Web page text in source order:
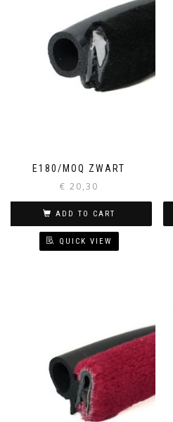
E180/MOQ ZWART
€ 20,30
ADD TO CART
QUICK VIEW